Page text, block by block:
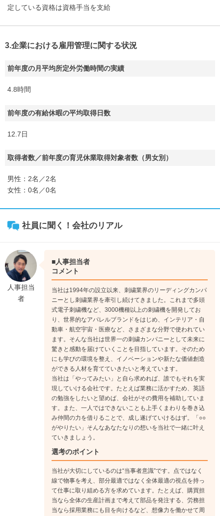
定している資格は資格手当を支給
3.企業における雇用管理に関する状況
前年度の月平均所定外労働時間の実績
4.8時間
前年度の有給休暇の平均取得日数
12.7日
取得者数／前年度の育児休業取得対象者数（男女別）
男性：2名／2名
女性：0名／0名
社員に聞く！会社のリアル
人事担当
者
■人事担当者
コメント
当社は1994年の設立以来、刺繍業界のリーディングカンパ
ニーとし刺繍業界を牽引し続けてきました。これまで多頭
式電子刺繍機など、3000機種以上の刺繍機を開発してお
り、世界的なアパレルブランドをはじめ、インテリア・自
動車・航空宇宙・医療など、さまざまな分野で使われてい
ます。そんな当社は世界一の刺繍カンパニーとして未来に
驚きと感動を届けていくことを目指しています。そのため
にも学びの環境を整え、イノベーションや新たな価値創造
ができる人材を育てていきたいと考えています。
当社は「やってみたい」と自ら求めれば、誰でもそれを実
現していける会社です。たとえば業務に活かすため、英語
の勉強をしたいと望めば、会社がその費用を補助していま
す。また、一人ではできないことも上手くまわりを巻き込
み仲間の力を借りることで、成し遂げていけるはず。「○○
がやりたい」そんなあなたなりの想いを当社で一緒に叶え
ていきましょう。
選考のポイント
当社が大切にしているのは“当事者意識”です。点ではなく
線で物事を考え、部分最適ではなく全体最適の視点を持っ
て仕事に取り組める方を求めています。たとえば、購買担
当なら全体の生産計画まで考えて部品を発注する、労務担
当なら採用業務にも目を向けるなど、想像力を働かせて周